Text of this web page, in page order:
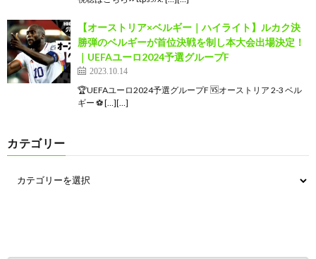
【オーストリア×ベルギー｜ハイライト】ルカク決
勝弾のベルギーが首位決戦を制し本大会出場決定！
｜UEFAユーロ2024予選グループF
2023.10.14
🏆UEFAユーロ2024予選グループF 🆚オーストリア 2-3 ベル
ギー ⚽ […][…]
カテゴリー